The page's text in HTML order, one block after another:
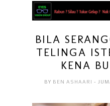
BILA
TELINGA
KENA
BY BEN ASHAARI -